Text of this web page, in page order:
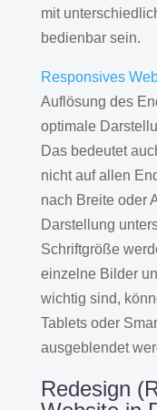
mit
bedienbar sein.
Responsives
Auflösung des
optimale
Das bedeutet
nicht auf allen
nach Breite oder
Darstellung
Schriftgröße
einzelne Bilder
wichtig sind,
Tablets oder
ausgeblendet
Redesign